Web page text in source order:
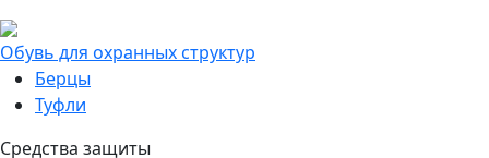
Обувь для охранных структур
Берцы
Туфли
Средства защиты